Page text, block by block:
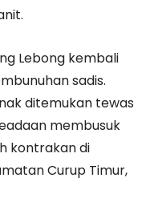
Lebong kembali
sadis.
ditemukan tewas
membusuk
kontrakan di
Curup Timur,